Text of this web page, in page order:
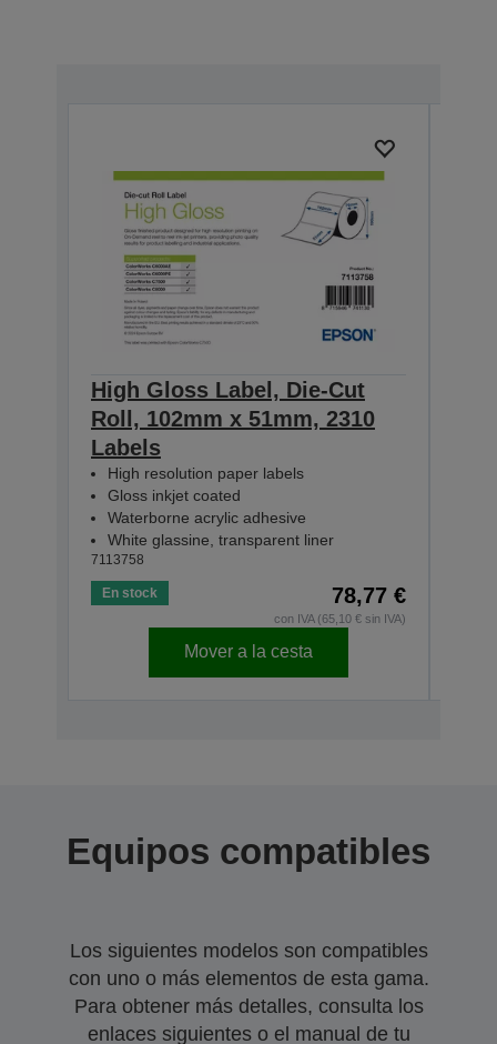
High Gloss Label, Die-Cut
Roll, 102mm x 51mm, 2310
Labels
High resolution paper labels
Gloss inkjet coated
Waterborne acrylic adhesive
White glassine, transparent liner
7113758
En stock 78,77 €
con IVA (65,10 € sin IVA)
Mover a la cesta
Equipos compatibles
Los siguientes modelos son compatibles
con uno o más elementos de esta gama.
Para obtener más detalles, consulta los
enlaces siguientes o el manual de tu